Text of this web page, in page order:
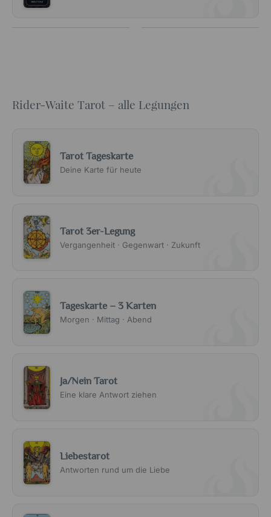
Rider-Waite Tarot – alle Legungen
Tarot Tageskarte
Deine Karte für heute
Tarot 3er-Legung
Vergangenheit · Gegenwart · Zukunft
Tageskarte – 3 Karten
Morgen · Mittag · Abend
Ja/Nein Tarot
Eine klare Antwort ziehen
Liebestarot
Antworten rund um die Liebe